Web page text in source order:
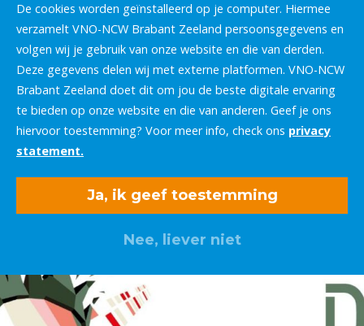
De cookies worden geïnstalleerd op je computer. Hiermee
verzamelt VNO-NCW Brabant Zeeland persoonsgegevens en
volgen wij je gebruik van onze website en die van derden.
Deze gegevens delen wij met externe platformen. VNO-NCW
Brabant Zeeland doet dit om jou de beste digitale ervaring
te bieden op onze website en die van anderen. Geef je ons
hiervoor toestemming? Voor meer info, check ons privacy
statement.
Ja, ik geef toestemming
Nee, liever niet